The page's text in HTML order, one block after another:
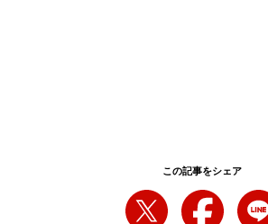
この記事をシェア